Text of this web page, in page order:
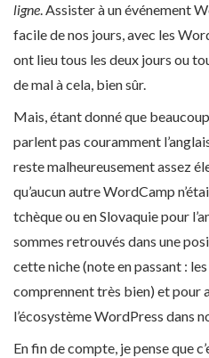
ligne. Assister à un événement
facile de nos jours, avec les
ont lieu tous les deux jours ou
de mal à cela, bien sûr.
Mais, étant donné que
parlent pas couramment
reste malheureusement assez
qu’aucun autre WordCamp
tchèque ou en Slovaquie pour
sommes retrouvés dans une
cette niche (note en passant :
comprennent très bien) et pour
l’écosystème WordPress dans
En fin de compte, je pense que